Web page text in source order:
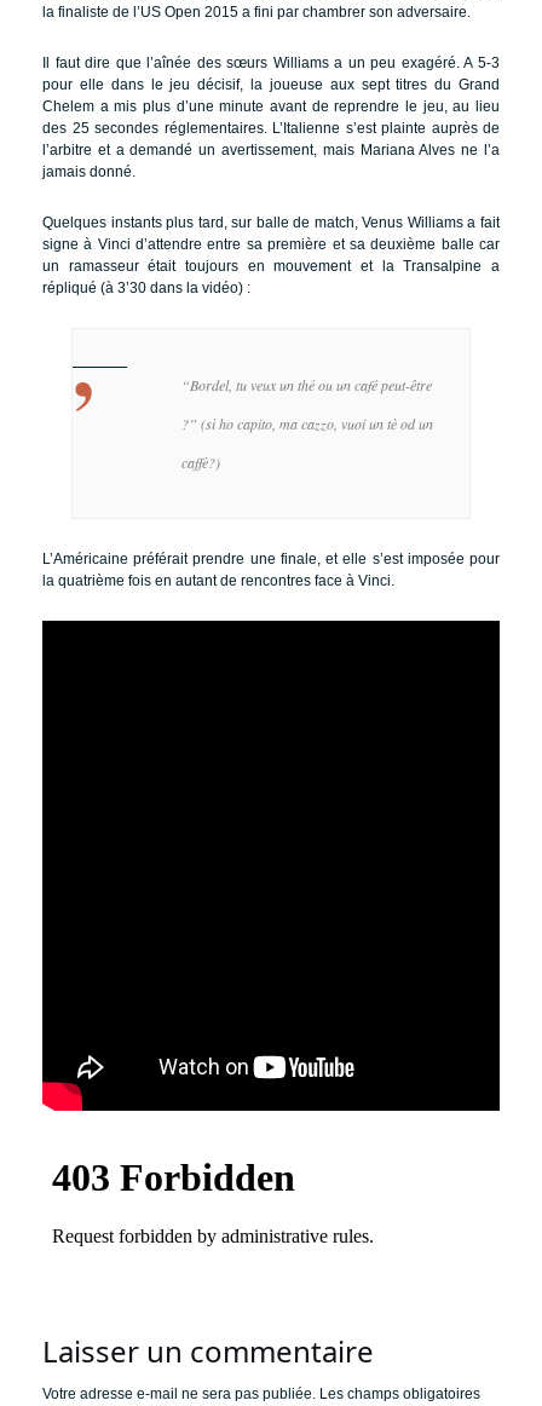
la finaliste de l’US Open 2015 a fini par chambrer son adversaire.
Il faut dire que l’aînée des sœurs Williams a un peu exagéré. A 5-3
pour elle dans le jeu décisif, la joueuse aux sept titres du Grand
Chelem a mis plus d’une minute avant de reprendre le jeu, au lieu
des 25 secondes réglementaires. L’Italienne s’est plainte auprès de
l’arbitre et a demandé un avertissement, mais Mariana Alves ne l’a
jamais donné.
Quelques instants plus tard, sur balle de match, Venus Williams a fait
signe à Vinci d’attendre entre sa première et sa deuxième balle car
un ramasseur était toujours en mouvement et la Transalpine a
répliqué (à 3’30 dans la vidéo) :
“Bordel, tu veux un thé ou un café peut-être
?” (sì ho capito, ma cazzo, vuoi un tè od un
caffè?)
L’Américaine préférait prendre une finale, et elle s’est imposée pour
la quatrième fois en autant de rencontres face à Vinci.
Laisser un commentaire
Votre adresse e-mail ne sera pas publiée. Les champs obligatoires